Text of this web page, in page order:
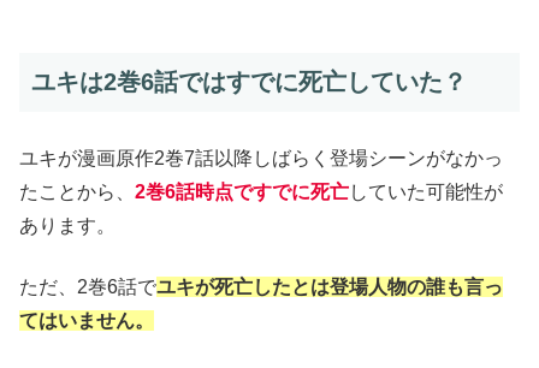
ユキは2巻6話ではすでに死亡していた？
ユキが漫画原作2巻7話以降しばらく登場シーンがなかっ
たことから、 2巻6話時点ですでに死亡していた可能性が
あります。
ただ、2巻6話でユキが死亡したとは登場人物の誰も言っ
てはいません。